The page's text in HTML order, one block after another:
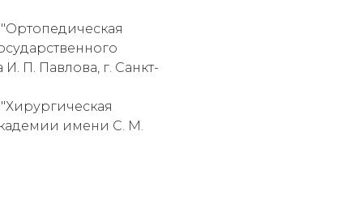
П. Павлова, г. Санкт-
имени С. М.